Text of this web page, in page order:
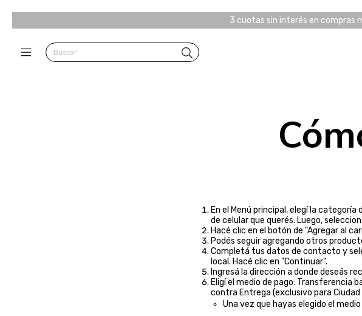
3 cuotas sin interés en compras
En el Menú principal, elegí la
de celular que querés. Luego,
Hacé clic en el botón de "Agregar al
Podés seguir agregando otros
Completá tus datos de contacto y
local. Hacé clic en "Continuar".
Ingresá la dirección a donde deseás
Eligí el medio de pago: Transferencia
contra Entrega (exclusivo para
Una vez que hayas elegido el